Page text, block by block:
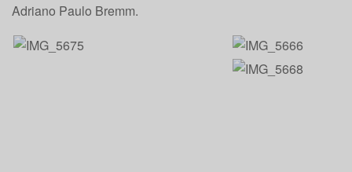
Adriano Paulo Bremm.